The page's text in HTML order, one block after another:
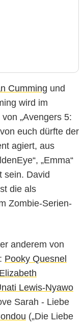
Cumming und
wird im
„Avengers 5:
euch dürfte der
agiert, aus
„Emma“
sein. David
die als
Zombie-Serien-
anderem von
Pooky Quesnel
Elizabeth
Lewis-Nyawo
Sarah - Liebe
(„Die Liebe